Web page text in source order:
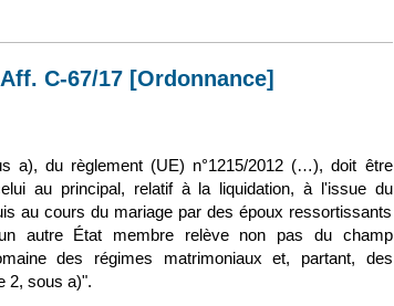
C-67/17 [Ordonnance]
a), du règlement (UE) n°1215/2012 (…), doit être
au principal, relatif à la liquidation, à l'issue du
au cours du mariage par des époux ressortissants
autre État membre relève non pas du champ
des régimes matrimoniaux et, partant, des
2, sous a)".